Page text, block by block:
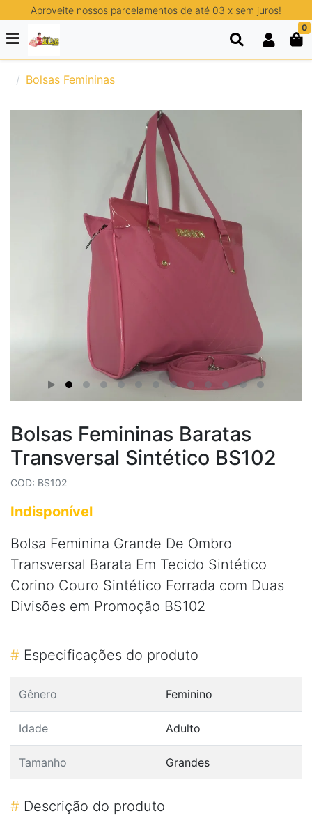
Aproveite nossos parcelamentos de até 03 x sem juros!
0
Bolsas Femininas
Bolsas Femininas Baratas
Transversal Sintético BS102
COD: BS102
Indisponível
Bolsa Feminina Grande De Ombro
Transversal Barata Em Tecido Sintético
Corino Couro Sintético Forrada com Duas
Divisões em Promoção BS102
# Especificações do produto
Gênero Feminino
Idade Adulto
Tamanho Grandes
# Descrição do produto